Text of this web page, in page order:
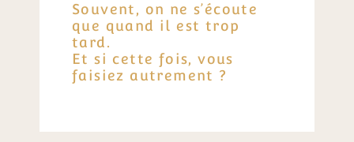
Souvent, on ne s’écoute
que quand il est trop
tard.
Et si cette fois, vous
faisiez autrement ?